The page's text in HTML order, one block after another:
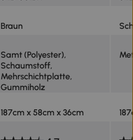
Braun
Samt (Polyester),
Schaumstoff,
Mehrschichtplatte,
Gummiholz
187cm x 58cm x 36cm